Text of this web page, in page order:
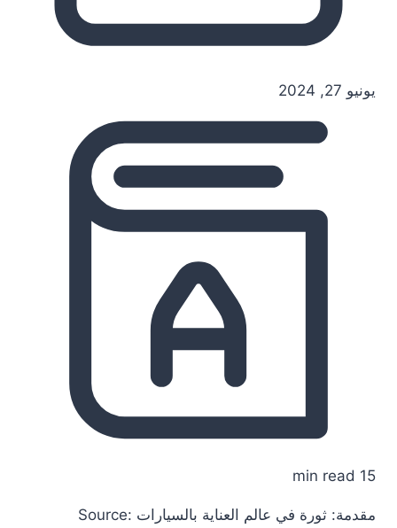
يونيو 27, 2024
15 min read
مقدمة: ثورة في عالم العناية بالسيارات Source: